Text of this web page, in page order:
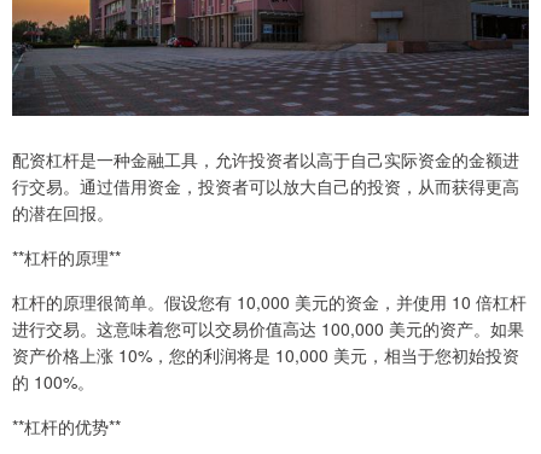
配资杠杆是一种金融工具，允许投资者以高于自己实际资金的金额进
行交易。通过借用资金，投资者可以放大自己的投资，从而获得更高
的潜在回报。
**杠杆的原理**
杠杆的原理很简单。假设您有 10,000 美元的资金，并使用 10 倍杠杆
进行交易。这意味着您可以交易价值高达 100,000 美元的资产。如果
资产价格上涨 10%，您的利润将是 10,000 美元，相当于您初始投资
的 100%。
**杠杆的优势**